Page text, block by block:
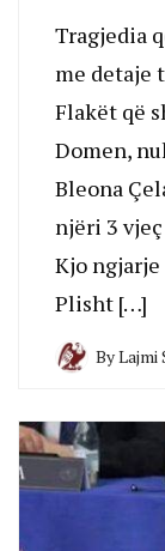
Tragjedia
me detaje
Flakët që
Domen,
Bleona
njëri 3
Kjo
Plisht […]
ByLajmi